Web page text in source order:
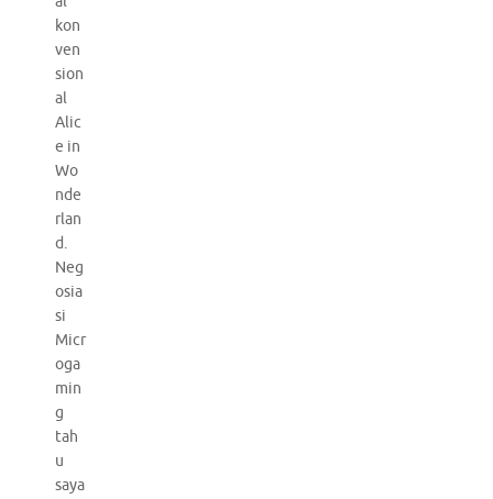
kon
ven
sion
al
Alic
e in
Wo
nde
rlan
d.
Neg
osia
si
Micr
oga
min
g
tah
u
saya